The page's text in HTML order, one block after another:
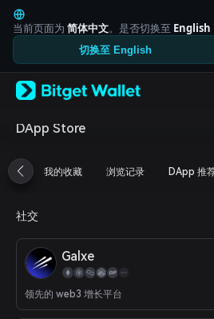
English
日本語
Tiếng Việt
Русский
Español (Latinoamérica)
Türkçe
Français
简体中文
繁體中文
Bahasa Indonesia
ภาษาไทย
العربية
Español
Português (Brasil)
当前页面为 简体中文。是否切换至 English
切换至 English
DApp Store
我的收藏 浏览记录 DApp 推
社交
Galxe
领先的 web3 增长平台